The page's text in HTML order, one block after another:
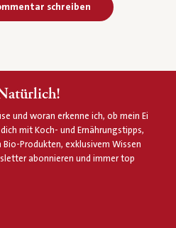
schreiben
und woran erkenne ich, ob mein Ei
mit Koch- und Ernährungstipps,
Produkten, exklusivem Wissen
abonnieren und immer top